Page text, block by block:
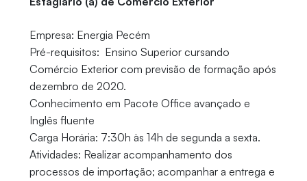
Empresa: Energia Pecém
Pré-requisitos: Ensino Superior cursando
Comércio Exterior com previsão de formação após
dezembro de 2020.
Conhecimento em Pacote Office avançado e
Inglês fluente
Carga Horária: 7:30h às 14h de segunda a sexta.
Atividades: Realizar acompanhamento dos
processos de importação; acompanhar a entrega e